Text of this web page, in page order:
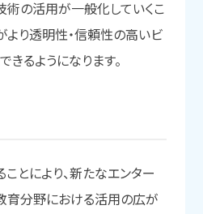
術の活用が一般化していくこ
より透明性・信頼性の高いビ
るようになります。
とにより、新たなエンター
育分野における活用の広が